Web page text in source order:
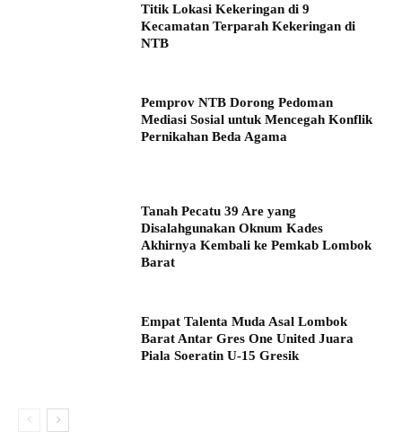
Titik Lokasi Kekeringan di 9
Kecamatan Terparah Kekeringan di
NTB
Pemprov NTB Dorong Pedoman
Mediasi Sosial untuk Mencegah Konflik
Pernikahan Beda Agama
Tanah Pecatu 39 Are yang
Disalahgunakan Oknum Kades
Akhirnya Kembali ke Pemkab Lombok
Barat
Empat Talenta Muda Asal Lombok
Barat Antar Gres One United Juara
Piala Soeratin U-15 Gresik